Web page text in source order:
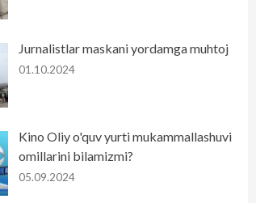
Jurnalistlar maskani yordamga muhtoj
01.10.2024
Kino Oliy o'quv yurti mukammallashuvi
omillarini bilamizmi?
05.09.2024